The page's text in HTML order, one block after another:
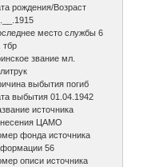
рождения/Возраст
место службы 6
тбр
звание мл.
выбытия погиб
выбытия 01.04.1942
источника
ЦАМО
фонда источника
56
описи источника